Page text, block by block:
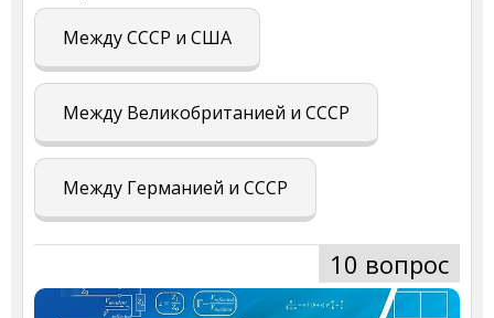
Между СССР и США
Между Великобританией и СССР
Между Германией и СССР
10 вопрос